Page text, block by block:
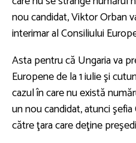
nou candidat, Viktor Orban
interimar al Consiliului
Asta pentru că Ungaria va
Europene de la 1 iulie şi
cazul în care nu există
un nou candidat, atunci
către ţara care deţine